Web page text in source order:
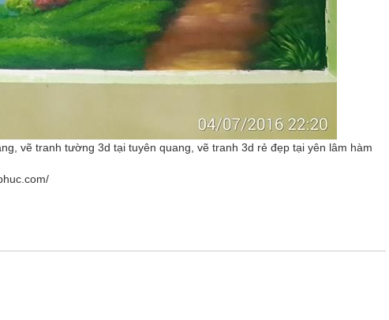
vẽ tranh tường 3d tại tuyên quang, vẽ tranh 3d rẻ đẹp tại yên lâm hàm